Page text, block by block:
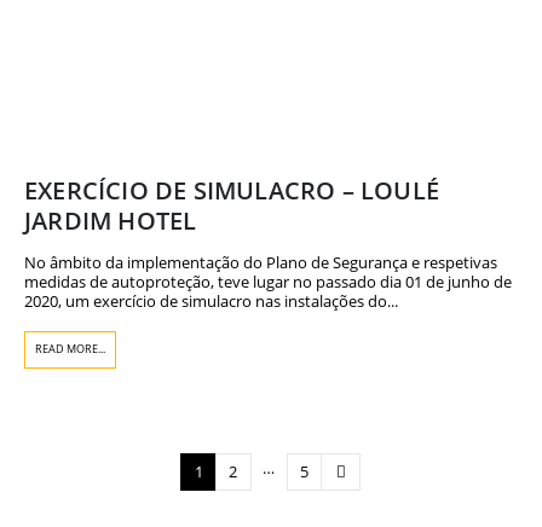
EXERCÍCIO DE SIMULACRO – LOULÉ
JARDIM HOTEL
No âmbito da implementação do Plano de Segurança e respetivas
medidas de autoproteção, teve lugar no passado dia 01 de junho de
2020, um exercício de simulacro nas instalações do...
READ MORE...
1 2 … 5